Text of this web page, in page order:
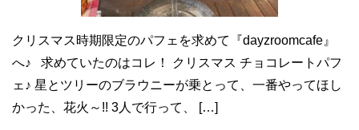
クリスマス時期限定のパフェを求めて『dayzroomcafe』
へ♪ 求めていたのはコレ！ クリスマス チョコレートパフ
ェ♪ 星とツリーのブラウニーが乗とって、一番やってほし
かった、花火～!! 3人で行って、 […]